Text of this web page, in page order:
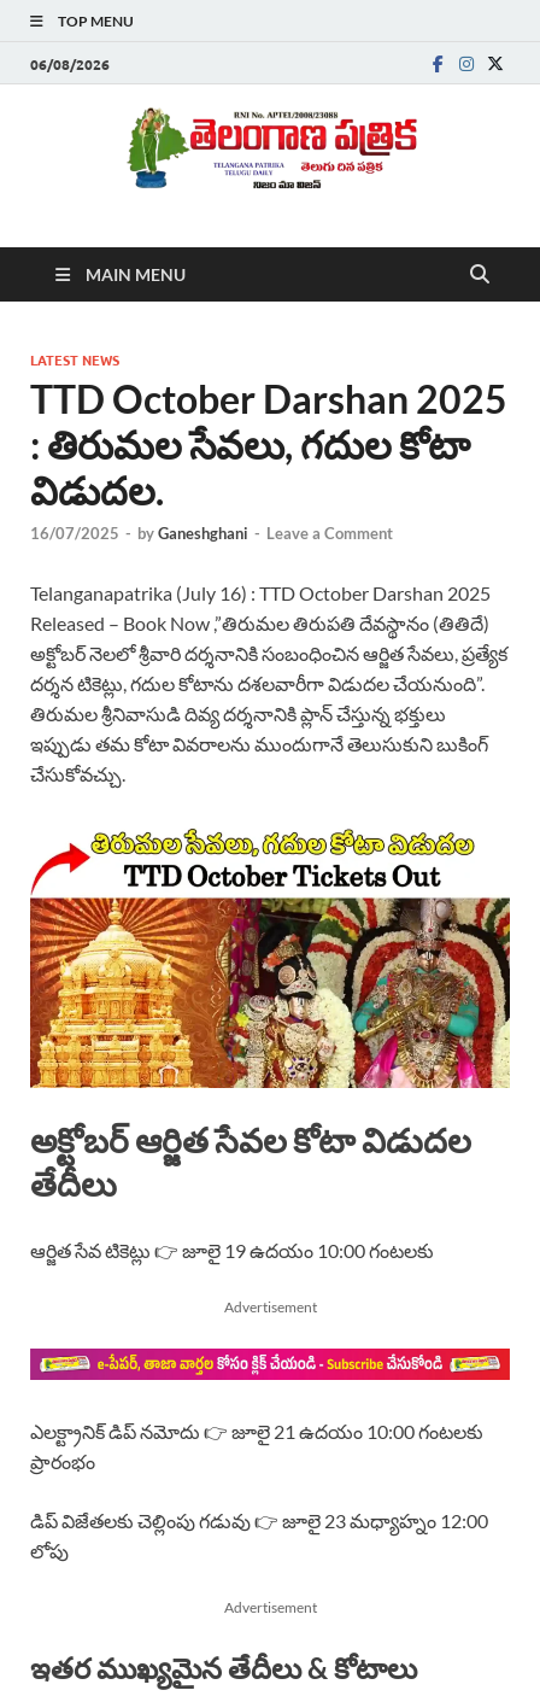
TOP MENU
06/08/2026
Telanganapatrika
,Latest Telangana News, Rajanna Sircilla News, Telangana
Breaking News, Telugu Newspaper Online, Today Telugu News,
తెలుగు వార్తలు , బ్రేకింగ్ న్యూస్ తెలుగులో , తెలంగాణ లో తాజా అప్‌డేట్స్ ,
తెలుగు న్యూస్ పేపర్
MAIN MENU
LATEST NEWS
TTD October Darshan 2025
: తిరుమల సేవలు, గదుల కోటా
విడుదల.
16/07/2025 - byGaneshghani - Leave a Comment
Telanganapatrika (July 16) : TTD October Darshan 2025
Released – Book Now ,”తిరుమల తిరుపతి దేవస్థానం (తితిదే)
అక్టోబర్ నెలలో శ్రీవారి దర్శనానికి సంబంధించిన ఆర్జిత సేవలు, ప్రత్యేక
దర్శన టికెట్లు, గదుల కోటాను దశలవారీగా విడుదల చేయనుంది”.
తిరుమల శ్రీనివాసుడి దివ్య దర్శనానికి ప్లాన్ చేస్తున్న భక్తులు
ఇప్పుడు తమ కోటా వివరాలను ముందుగానే తెలుసుకుని బుకింగ్
చేసుకోవచ్చు.
అక్టోబర్ ఆర్జిత సేవల కోటా విడుదల
తేదీలు
ఆర్జిత సేవ టికెట్లు 👉 జూలై 19 ఉదయం 10:00 గంటలకు
Advertisement
ఎలక్ట్రానిక్ డిప్ నమోదు 👉 జూలై 21 ఉదయం 10:00 గంటలకు
ప్రారంభం
డిప్ విజేతలకు చెల్లింపు గడువు 👉 జూలై 23 మధ్యాహ్నం 12:00
లోపు
Advertisement
ఇతర ముఖ్యమైన తేదీలు & కోటాలు